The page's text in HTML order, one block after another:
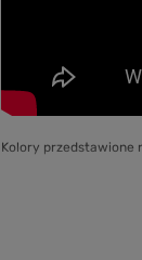
Kolory przedstawione